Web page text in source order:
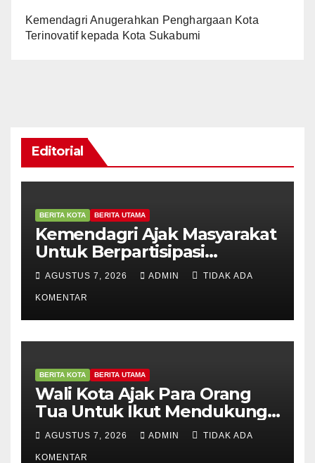
Kemendagri Anugerahkan Penghargaan Kota
Terinovatif kepada Kota Sukabumi
Editorial
BERITA KOTA BERITA UTAMA
Kemendagri Ajak Masyarakat
Untuk Berpartisipasi
Menyemarakkan Peringatan
HUT ke – 81
AGUSTUS 7, 2026 ADMIN TIDAK ADA
KOMENTAR
BERITA KOTA BERITA UTAMA
Wali Kota Ajak Para Orang
Tua Untuk Ikut Mendukung
Pelaksanaan BIAS
AGUSTUS 7, 2026 ADMIN TIDAK ADA
KOMENTAR